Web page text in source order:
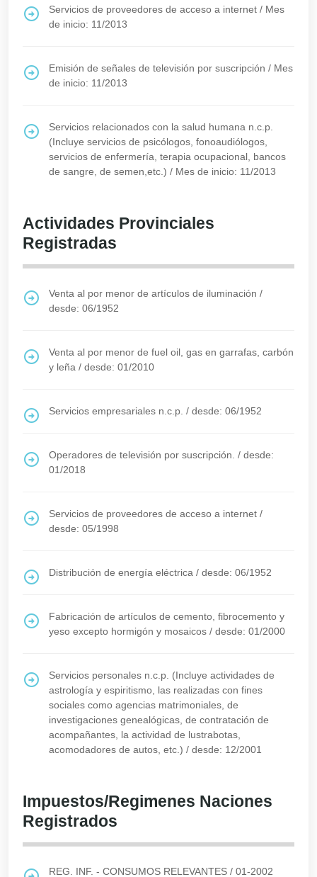
Servicios de proveedores de acceso a internet / Mes
de inicio: 11/2013
Emisión de señales de televisión por suscripción / Mes
de inicio: 11/2013
Servicios relacionados con la salud humana n.c.p.
(Incluye servicios de psicólogos, fonoaudiólogos,
servicios de enfermería, terapia ocupacional, bancos
de sangre, de semen,etc.) / Mes de inicio: 11/2013
Actividades Provinciales
Registradas
Venta al por menor de artículos de iluminación /
desde: 06/1952
Venta al por menor de fuel oil, gas en garrafas, carbón
y leña / desde: 01/2010
Servicios empresariales n.c.p. / desde: 06/1952
Operadores de televisión por suscripción. / desde:
01/2018
Servicios de proveedores de acceso a internet /
desde: 05/1998
Distribución de energía eléctrica / desde: 06/1952
Fabricación de artículos de cemento, fibrocemento y
yeso excepto hormigón y mosaicos / desde: 01/2000
Servicios personales n.c.p. (Incluye actividades de
astrología y espiritismo, las realizadas con fines
sociales como agencias matrimoniales, de
investigaciones genealógicas, de contratación de
acompañantes, la actividad de lustrabotas,
acomodadores de autos, etc.) / desde: 12/2001
Impuestos/Regimenes Naciones
Registrados
REG. INF. - CONSUMOS RELEVANTES / 01-2002